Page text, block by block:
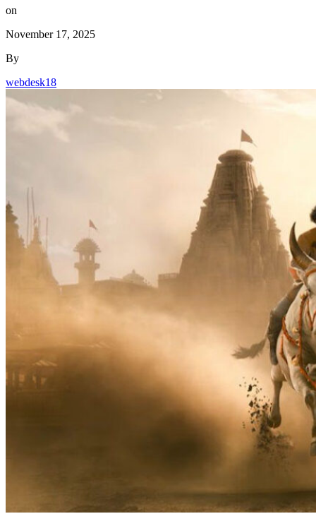
on
November 17, 2025
By
webdesk18